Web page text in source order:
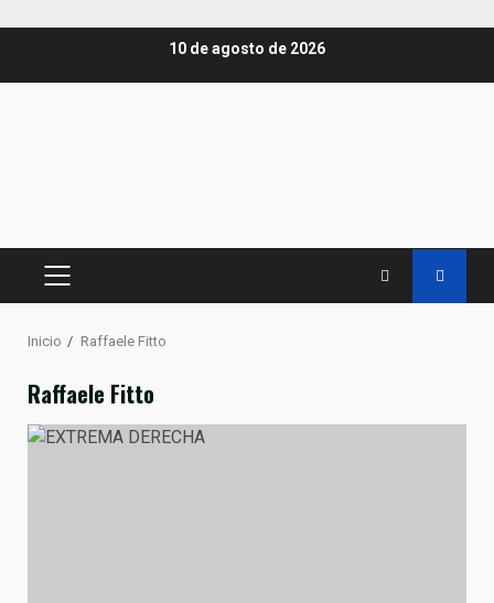
10 de agosto de 2026
MENÚ
Inicio Raffaele Fitto
Raffaele Fitto